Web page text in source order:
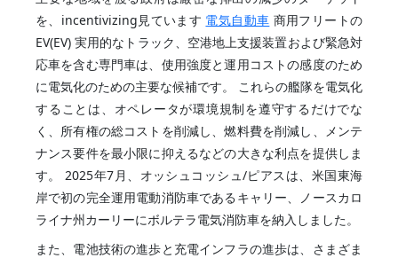
を、incentivizing見ています 電気自動車 商用フリートの
EV(EV) 実用的なトラック、空港地上支援装置および緊急対
応車を含む専門車は、使用強度と運用コストの感度のため
に電気化のための主要な候補です。 これらの艦隊を電気化
することは、オペレータが環境規制を遵守するだけでな
く、所有権の総コストを削減し、燃料費を削減し、メンテ
ナンス要件を最小限に抑えるなどの大きな利点を提供しま
す。 2025年7月、オッシュコッシュ/ピアスは、米国東海
岸で初の完全運用電動消防車であるキャリー、ノースカロ
ライナ州カーリーにボルテラ電気消防車を納入しました。
また、電池技術の進歩と充電インフラの進歩は、さまざま